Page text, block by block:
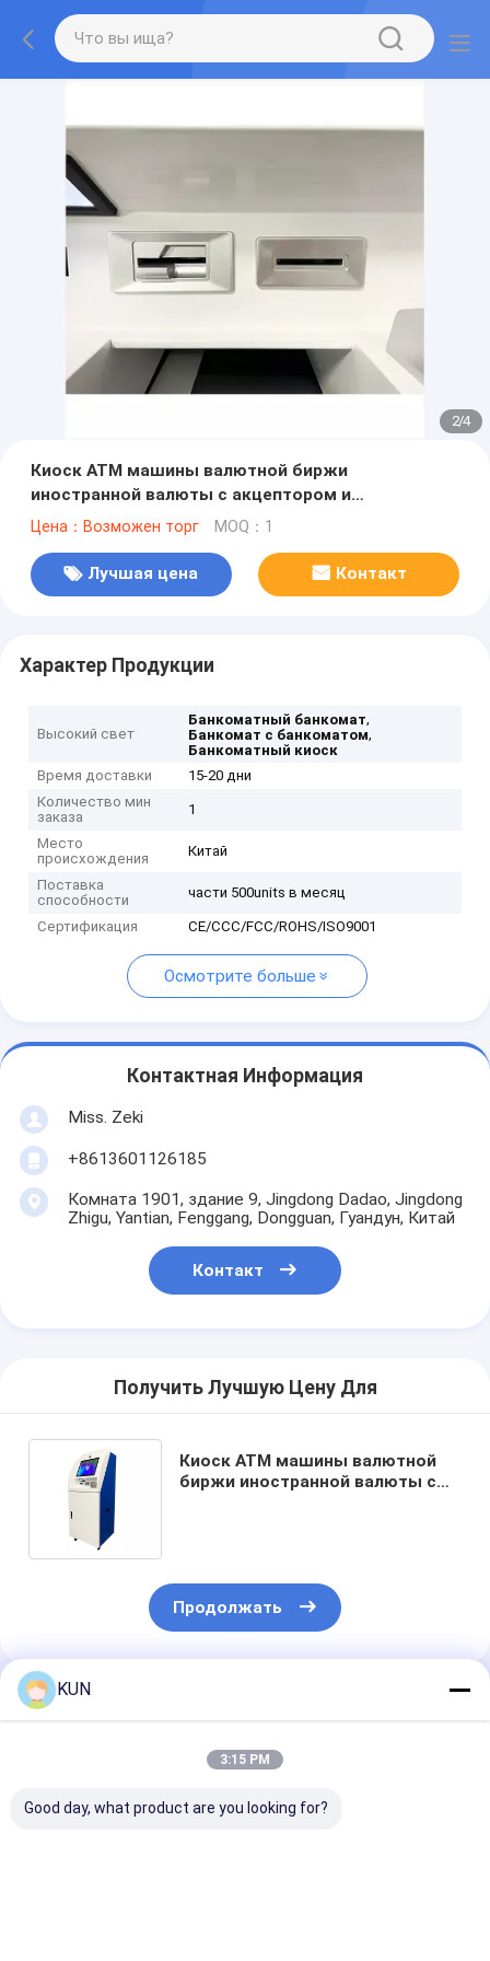
2/4
Киоск ATM машины валютной биржи
иностранной валюты с акцептором и
распределителем наличных денег
Цена：Возможен торг MOQ：1
Лучшая цена Контакт
Характер Продукции
Высокий свет
Банкоматный банкомат,
Банкомат с банкоматом,
Банкоматный киоск
Время доставки
15-20 дни
Количество мин
заказа
1
Место
происхождения
Китай
Поставка
способности
части 500units в месяц
Сертификация CE/CCC/FCC/ROHS/ISO9001
Осмотрите больше
Контактная Информация
Miss. Zeki
+8613601126185
Комната 1901, здание 9, Jingdong Dadao, Jingdong
Zhigu, Yantian, Fenggang, Dongguan, Гуандун, Китай
Контакт
Получить Лучшую Цену Для
Киоск ATM машины валютной
биржи иностранной валюты с
Продолжать
Порекомендованные Продукты
KUN
3:15 PM
Good day, what product are you looking for?